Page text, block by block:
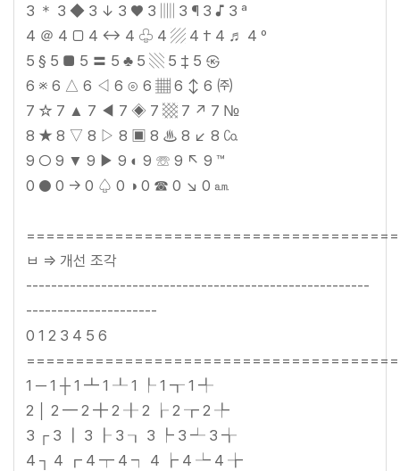
3 ＊ 3 ◆ 3 ↓ 3 ♥ 3 ▥ 3 ¶ 3 ♪ 3 ª
4 ＠ 4 □ 4 ↔ 4 ♧ 4 ▨ 4 † 4 ♬ 4 º
5 § 5 ■ 5 〓 5 ♣ 5 ▧ 5 ‡ 5 ㉿
6 ※ 6 △ 6 ◁ 6 ⊙ 6 ▦ 6 ↕ 6 ㈜
7 ☆ 7 ▲ 7 ◀ 7 ◈ 7 ▩ 7 ↗ 7 №
8 ★ 8 ▽ 8 ▷ 8 ▣ 8 ♨ 8 ↙ 8 ㏇
9 ○ 9 ▼ 9 ▶ 9 ◐ 9 ☏ 9 ↖ 9 ™
0 ● 0 → 0 ♤ 0 ◑ 0 ☎ 0 ↘ 0 ㏂
ㅂ => 개선 조각
-------------------------------------------------------
---------------------
0 1 2 3 4 5 6
1 ─ 1 ┼ 1 ┻ 1 ┸ 1 ┞ 1 ┱ 1 ╃
2 │ 2 ━ 2 ╋ 2 ╂ 2 ┟ 2 ┲ 2 ╄
3 ┌ 3 ┃ 3 ┠ 3 ┒ 3 ┡ 3 ┵ 3 ╅
4 ┐ 4 ┏ 4 ┯ 4 ┑ 4 ┢ 4 ┶ 4 ╆